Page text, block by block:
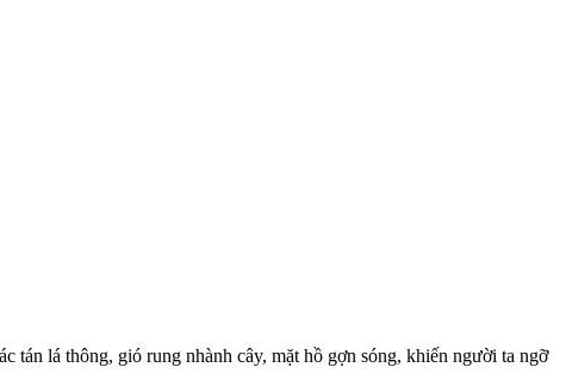
lá thông, gió rung nhành cây, mặt hồ gợn sóng, khiến người ta ngỡ